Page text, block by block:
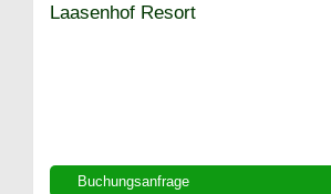
Buchungsanfrage
Laasenhof Resort